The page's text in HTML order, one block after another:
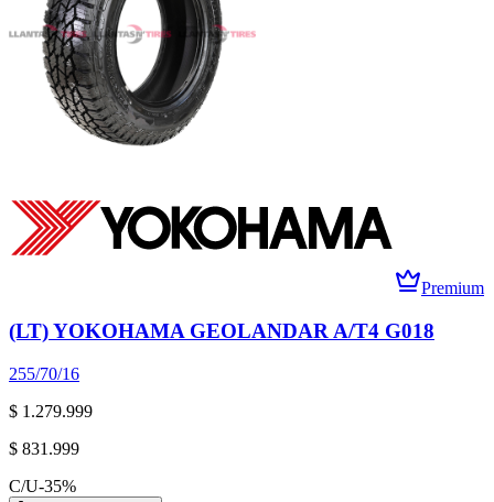
Premium
(LT) YOKOHAMA GEOLANDAR A/T4 G018
255/70/16
$ 1.279.999
$ 831.999
C/U-35%